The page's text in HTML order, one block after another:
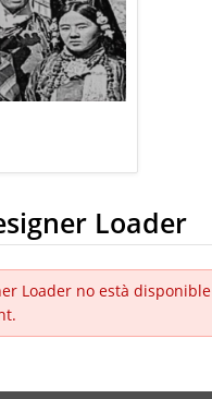
Loader
Loader no està disponible